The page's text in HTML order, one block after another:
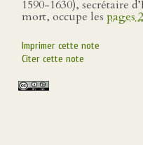
1590-1630), secrétaire
mort, occupe les pages
Imprimer cette note
Citer cette note